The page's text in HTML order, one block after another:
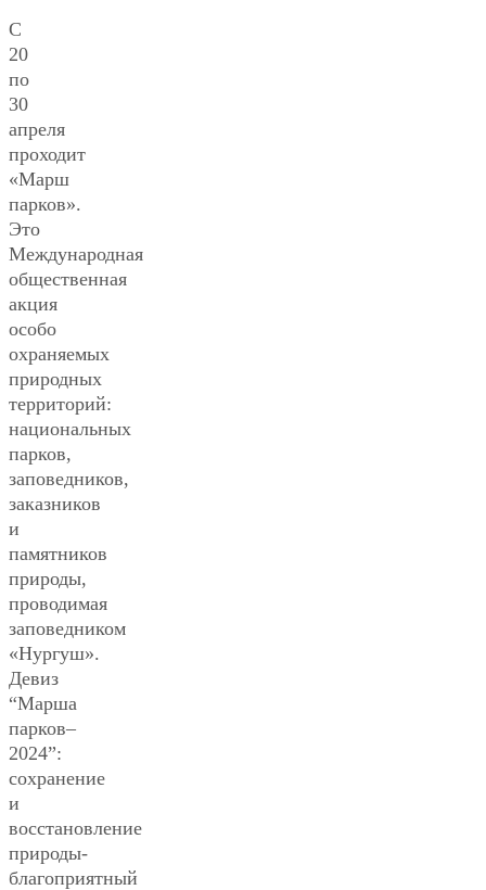
С
20
по
30
апреля
проходит
«Марш
парков».
Это
Международная
общественная
акция
особо
охраняемых
природных
территорий:
национальных
парков,
заповедников,
заказников
и
памятников
природы,
проводимая
заповедником
«Нургуш».
Девиз
“Марша
парков–
2024”:
сохранение
и
восстановление
природы-
благоприятный